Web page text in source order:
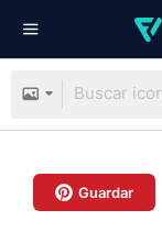
Guardar